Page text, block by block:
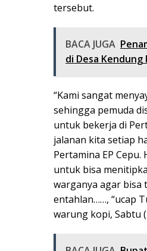
tersebut.
BACA JUGA
di Desa Kendung
“Kami sangat
sehingga pemuda
untuk bekerja di
jalanan kita setiap
Pertamina EP
untuk bisa
warganya agar bisa
entahlan……, “ucap
warung kopi, Sabtu